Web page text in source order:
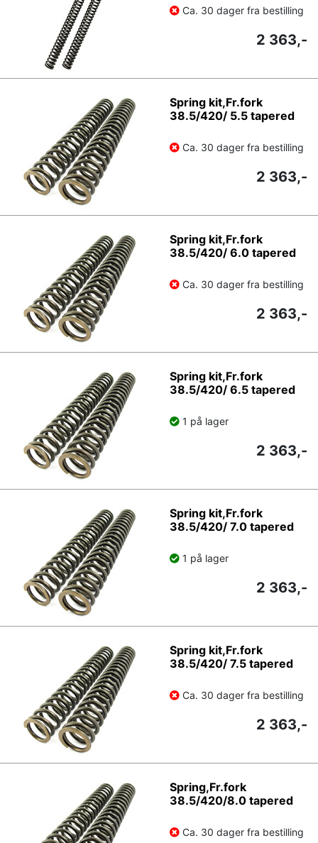
Ca. 30 dager fra bestilling
2 363,-
Spring kit,Fr.fork
38.5/420/ 5.5 tapered
Ca. 30 dager fra bestilling
2 363,-
Spring kit,Fr.fork
38.5/420/ 6.0 tapered
Ca. 30 dager fra bestilling
2 363,-
Spring kit,Fr.fork
38.5/420/ 6.5 tapered
1 på lager
2 363,-
Spring kit,Fr.fork
38.5/420/ 7.0 tapered
1 på lager
2 363,-
Spring kit,Fr.fork
38.5/420/ 7.5 tapered
Ca. 30 dager fra bestilling
2 363,-
Spring,Fr.fork
38.5/420/8.0 tapered
Ca. 30 dager fra bestilling